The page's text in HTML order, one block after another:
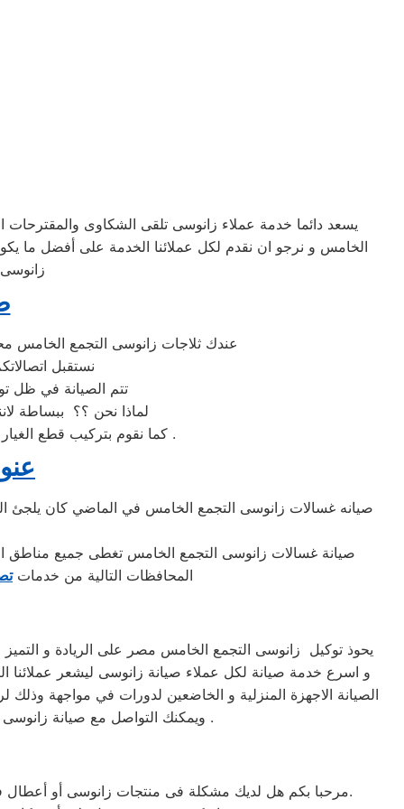
يسعد دائما خدمة عملاء زانوسى تلقى الشكاوى
الخامس و نرجو ان نقدم لكل عملائنا الخدمة على أفضل ما
عندك ثلاجات زانوسى التجمع الخامس
نستقبل
تتم الصيانة في ظل
لماذا نحن ؟؟ ببساطة
كما نقوم بتركيب قطع الغيار المستبدلة باخرى اصلية ويحصل العميل على ضمان عام على العنوان صيانة وقطع الغيار المستبدلة .
صيانه غسالات زانوسى التجمع الخامس في الماضي كان يلجئ
صيانة غسالات زانوسى التجمع الخامس تغطى جميع مناطق
المحافظات التالية من خدمات
يحوذ توكيل زانوسى التجمع الخامس مصر على الريادة و
و اسرع خدمة صيانة لكل عملاء صيانة زانوسى ليشعر عملائنا
الصيانة الاجهزة المنزلية و الخاضعين لدورات في مواجهة
ويمكنك التواصل مع صيانة زانوسى مصر على رقم صيانة زانوسى لارسال مندوب الصيانة فى موعد أقصاه 24 ساعة فقط من استلام الاوردر .
مرحبا بكم هل لديك مشكلة فى منتجات زانوسى أو أعطال في منتجات زانوسى التى تتطلب الدعم الفنى أو هل لديك سؤال؟ يمكننا المساعدة بسهولة لاننا أفضل خدمة عملاء صيانة فى مصر.